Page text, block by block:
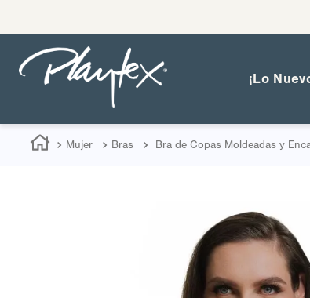
¡Lo
Mujer Bras Bra de Copas Moldeadas y